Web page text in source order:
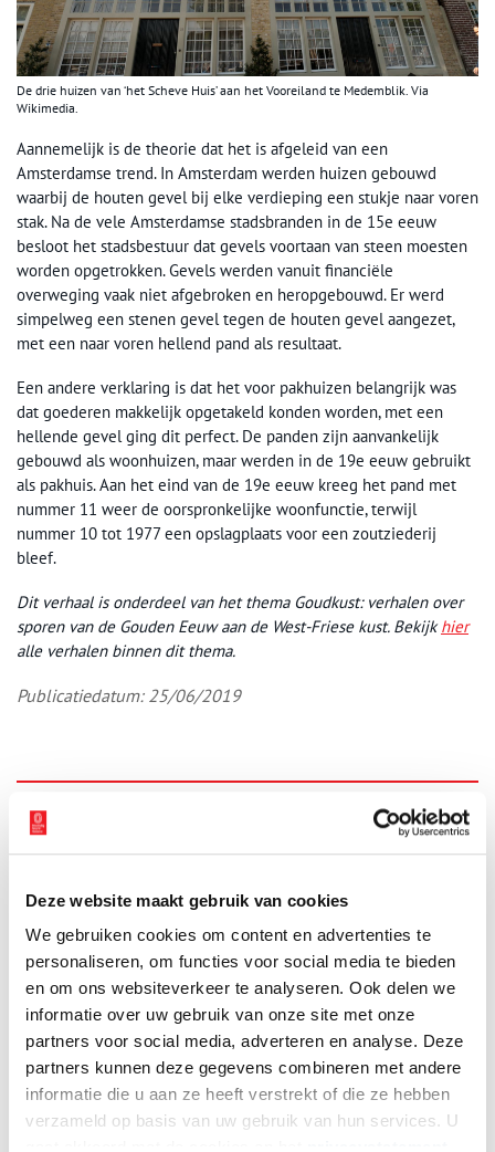
Deze website maakt gebruik van cookies
We gebruiken cookies om content en advertenties te
personaliseren, om functies voor social media te bieden
en om ons websiteverkeer te analyseren. Ook delen we
informatie over uw gebruik van onze site met onze
partners voor social media, adverteren en analyse. Deze
partners kunnen deze gegevens combineren met andere
informatie die u aan ze heeft verstrekt of die ze hebben
verzameld op basis van uw gebruik van hun services. U
De drie huizen van ‘het Scheve Huis’ aan het Vooreiland te Medemblik. Via
Wikimedia.
Aannemelijk is de theorie dat het is afgeleid van een
Amsterdamse trend. In Amsterdam werden huizen gebouwd
waarbij de houten gevel bij elke verdieping een stukje naar voren
stak. Na de vele Amsterdamse stadsbranden in de 15e eeuw
besloot het stadsbestuur dat gevels voortaan van steen moesten
worden opgetrokken. Gevels werden vanuit financiële
overweging vaak niet afgebroken en heropgebouwd. Er werd
simpelweg een stenen gevel tegen de houten gevel aangezet,
met een naar voren hellend pand als resultaat.
Een andere verklaring is dat het voor pakhuizen belangrijk was
dat goederen makkelijk opgetakeld konden worden, met een
hellende gevel ging dit perfect. De panden zijn aanvankelijk
gebouwd als woonhuizen, maar werden in de 19e eeuw gebruikt
als pakhuis. Aan het eind van de 19e eeuw kreeg het pand met
nummer 11 weer de oorspronkelijke woonfunctie, terwijl
nummer 10 tot 1977 een opslagplaats voor een zoutziederij
bleef.
Dit verhaal is onderdeel van het thema Goudkust: verhalen over
sporen van de Gouden Eeuw aan de West-Friese kust. Bekijkhier
alle verhalen binnen dit thema.
Publicatiedatum: 25/06/2019
Ontvang de nieuwsbrief
Wilt u op de hoogte blijven van de mooiste verhalen en het
laatste erfgoednieuws? Schrijf u dan nu in voor onze
wekelijkse nieuwsbrief!
Bij inschrijving gaat u akkoord met onsprivacybeleid.
Aanvullingen